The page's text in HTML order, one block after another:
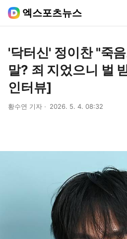
엑스포츠뉴스
'닥터신' 정이찬 "죽
말? 죄 지었으니 벌
인터뷰]
황수연 기자 2026. 5. 4. 08:32